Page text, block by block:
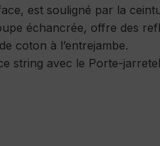
est souligné par la
échancrée, offre des
coton à l’entrejambe.
string avec le Porte-